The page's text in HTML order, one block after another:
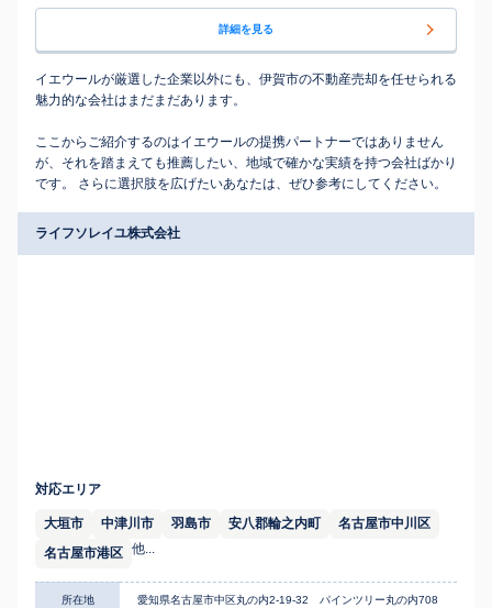
詳細を見る
イエウールが厳選した企業以外にも、伊賀市の不動産売却を任せられる
魅力的な会社はまだまだあります。
ここからご紹介するのはイエウールの提携パートナーではありません
が、それを踏まえても推薦したい、地域で確かな実績を持つ会社ばかり
です。 さらに選択肢を広げたいあなたは、ぜひ参考にしてください。
ライフソレイユ株式会社
対応エリア
大垣市 中津川市 羽島市 安八郡輪之内町
名古屋市中川区
名古屋市港区 他...
所在地 愛知県名古屋市中区丸の内2-19-32 パインツリー丸の内708